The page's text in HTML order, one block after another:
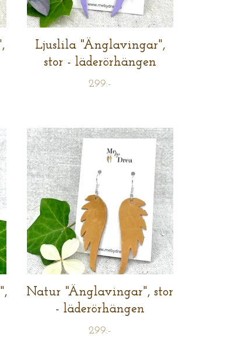
Ljuslila "Änglavingar",
stor - läderörhängen
299:-
Natur "Änglavingar", stor
- läderörhängen
299:-